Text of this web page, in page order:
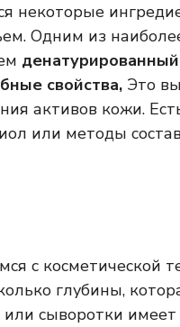
некоторые
Одним из
денатурированный
свойства, Это
активов кожи.
или методы
с косметической
глубины,
сыворотки